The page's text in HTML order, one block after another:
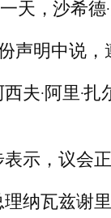
天，沙希德
声明中说，
夫·阿里·
示，议会
纳瓦兹谢